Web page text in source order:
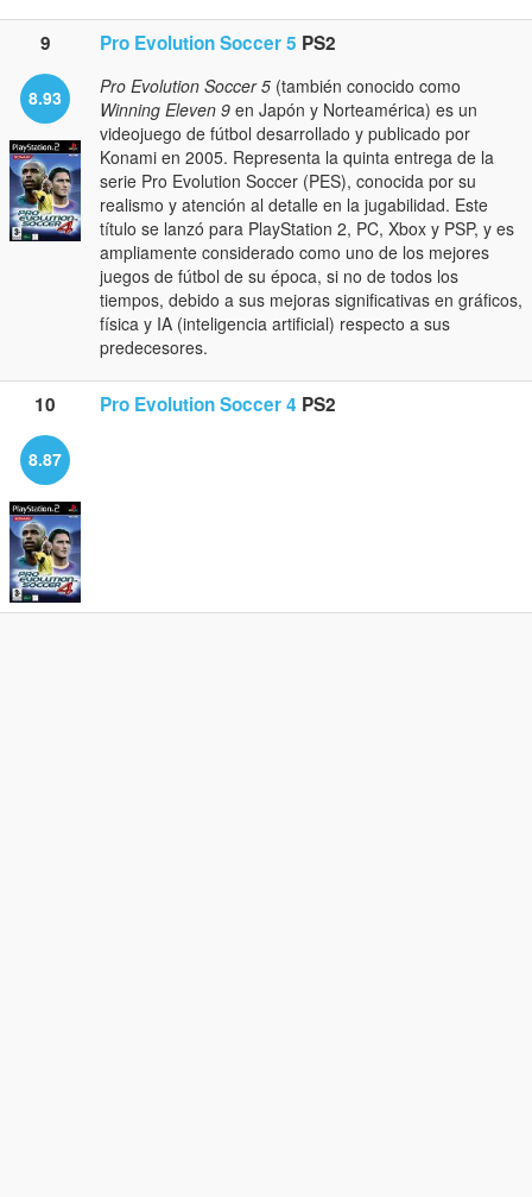
9 Pro Evolution Soccer 5 PS2
8.93 Pro Evolution Soccer 5 (también conocido como
Winning Eleven 9 en Japón y Norteamérica) es un
videojuego de fútbol desarrollado y publicado por
Konami en 2005. Representa la quinta entrega de la
serie Pro Evolution Soccer (PES), conocida por su
realismo y atención al detalle en la jugabilidad. Este
título se lanzó para PlayStation 2, PC, Xbox y PSP, y es
ampliamente considerado como uno de los mejores
juegos de fútbol de su época, si no de todos los
tiempos, debido a sus mejoras significativas en gráficos,
física y IA (inteligencia artificial) respecto a sus
predecesores.
10 Pro Evolution Soccer 4 PS2
8.87